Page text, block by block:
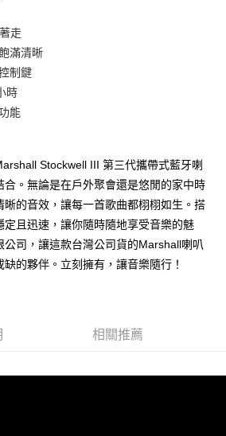
走
滿清晰
制鍵
時
能
Stockwell III 第三代攜帶式藍牙喇
合。無論是在戶外聚會還是悠閒的家中時
的音效，讓每一首歌曲都栩栩如生。搭
且迅速，讓你隨時隨地享受音樂的魅
公司，讓這款台灣公司貨的Marshall喇叭
的夥伴。立刻擁有，讓音樂隨行！
相關推薦